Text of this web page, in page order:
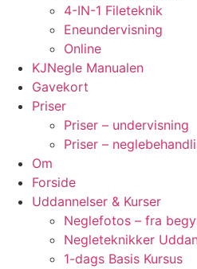
4-IN-1 Fileteknik
Eneundervisning
Online
KJNegle Manualen
Gavekort
Priser
Priser – undervisning
Priser –
Om
Forside
Uddannelser & Kurser
Neglefotos – fra
Negleteknikker
1-dags Basis Kursus